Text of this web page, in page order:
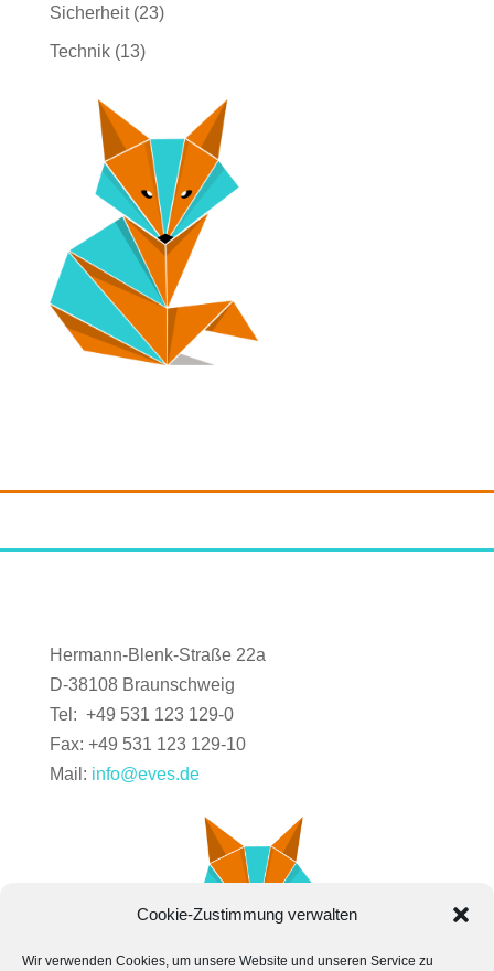
Cookie-Zustimmung verwalten
Wir verwenden Cookies, um unsere Website und unseren Service zu
Sicherheit(23)
Technik(13)
Hermann-Blenk-Straße 22a
D-38108 Braunschweig
Tel: +49 531 123 129-0
Fax: +49 531 123 129-10
Mail: info@eves.de